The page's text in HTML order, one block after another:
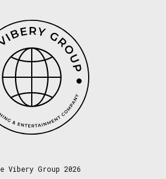
Vibery Group 2026